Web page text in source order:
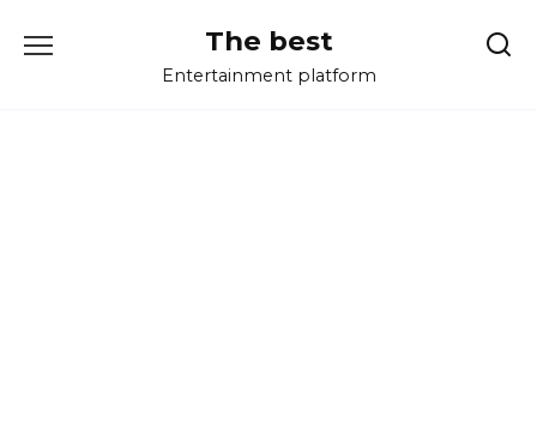
The best
Entertainment platform